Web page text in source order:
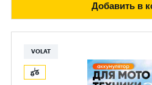
Добавить в
VOLAT